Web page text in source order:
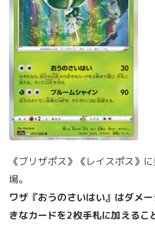
《ブリザポス》《レイスポス》
場。
ワザ『おうのさいはい』はダメ
きなカードを2枚手札に加えるこ